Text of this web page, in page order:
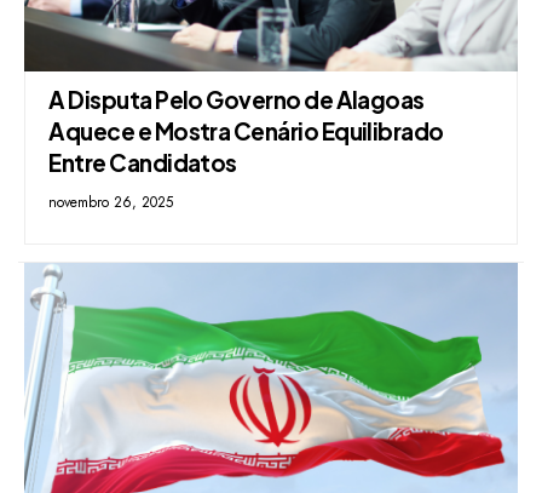
A Disputa Pelo Governo de Alagoas
Aquece e Mostra Cenário Equilibrado
Entre Candidatos
novembro 26, 2025